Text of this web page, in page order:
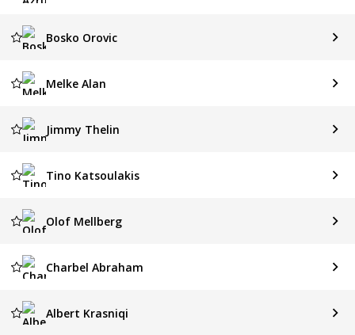
Bosko Orovic
Melke Alan
Jimmy Thelin
Tino Katsoulakis
Olof Mellberg
Charbel Abraham
Albert Krasniqi